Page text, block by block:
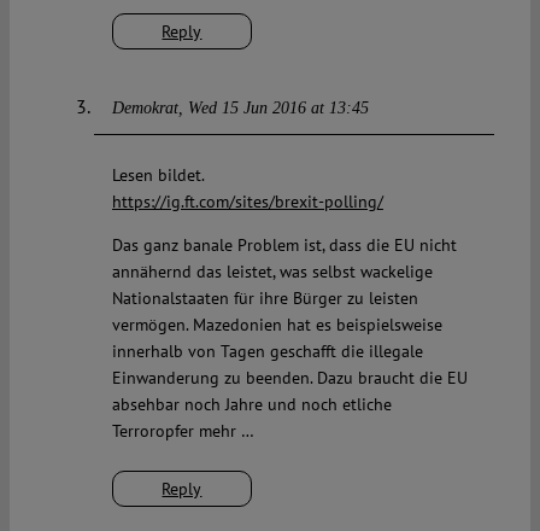
Reply
Demokrat Wed 15 Jun 2016 at 13:45
Reply
Lesen bildet.
https://ig.ft.com/sites/brexit-polling/
Das ganz banale Problem ist, dass die EU nicht
annähernd das leistet, was selbst wackelige
Nationalstaaten für ihre Bürger zu leisten
vermögen. Mazedonien hat es beispielsweise
innerhalb von Tagen geschafft die illegale
Einwanderung zu beenden. Dazu braucht die EU
absehbar noch Jahre und noch etliche
Terroropfer mehr …